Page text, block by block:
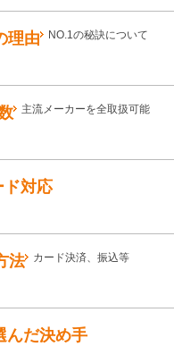
理由 NO.1の秘訣について
主流メーカーを全取扱可能
ド対応
法 カード決済、振込等
んだ決め手